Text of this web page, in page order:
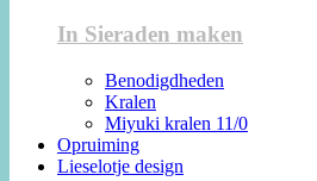
In Sieraden maken
Benodigdheden
Kralen
Miyuki kralen 11/0
Opruiming
Lieselotje design